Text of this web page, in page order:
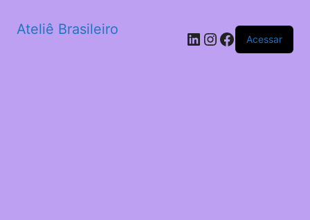
Ateliê Brasileiro LinkedIn
Instagram
Facebook
Acessar